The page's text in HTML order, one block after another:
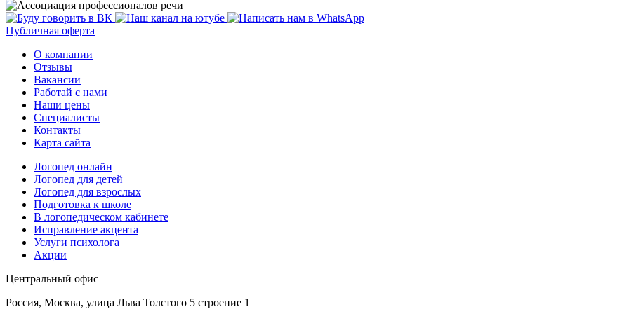
Публичная оферта
О компании
Отзывы
Вакансии
Работай с нами
Наши цены
Специалисты
Контакты
Карта сайта
Логопед онлайн
Логопед для детей
Логопед для взрослых
Подготовка к школе
В логопедическом кабинете
Исправление акцента
Услуги психолога
Акции
Центральный офис
Россия, Москва, улица Льва Толстого 5 строение 1